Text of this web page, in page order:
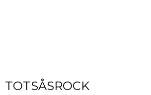
TOTSÅSROCK